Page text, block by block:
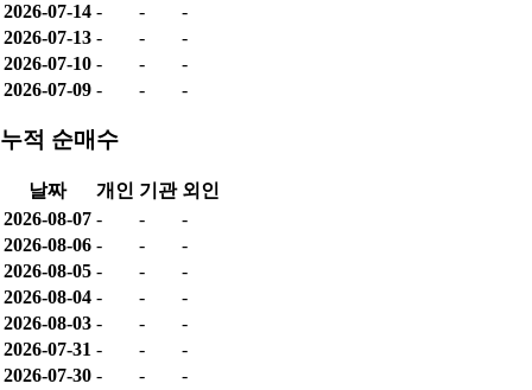
2026-07-14 - -
-
2026-07-13 - -
-
2026-07-10 - -
-
2026-07-09 - - -
누적 순매수
날짜 개인 기관 외인
2026-08-07 - -
-
2026-08-06 - -
-
2026-08-05 - -
-
2026-08-04 - -
-
2026-08-03 - -
-
2026-07-31 - -
-
2026-07-30 - -
-